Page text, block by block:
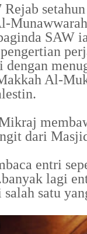
Rejab
SAW
dengan
Al-
dari
entri
lagi
salah satu